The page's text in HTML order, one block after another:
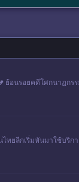
ย้อนรอยคดีโศกนาฏ
ยลีกเริ่มหันมาใช้บริก